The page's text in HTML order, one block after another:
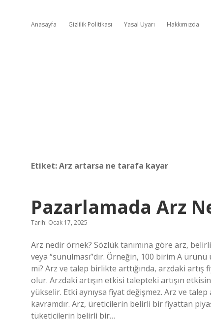
Anasayfa Gizlilik Politikası Yasal Uyarı Hakkımızda
Etiket:Arz artarsa ne tarafa kayar
Pazarlamada Arz
Tarih: Ocak 17, 2025
Arz nedir örnek? Sözlük tanımına göre arz,
veya “sunulması”dır. Örneğin, 100 birim A
mi? Arz ve talep birlikte arttığında, arzdaki artış
olur. Arzdaki artışın etkisi talepteki artışın
yükselir. Etki aynıysa fiyat değişmez. Arz ve
kavramdır. Arz, üreticilerin belirli bir fiyattan
tüketicilerin belirli bir…